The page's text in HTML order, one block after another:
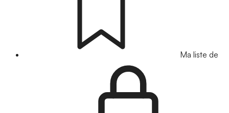
Ma liste de